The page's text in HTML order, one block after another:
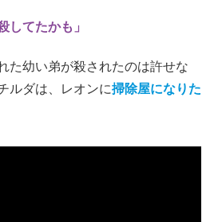
してたかも」
た幼い弟が殺されたのは許せな
ルダは、レオンに掃除屋になりた